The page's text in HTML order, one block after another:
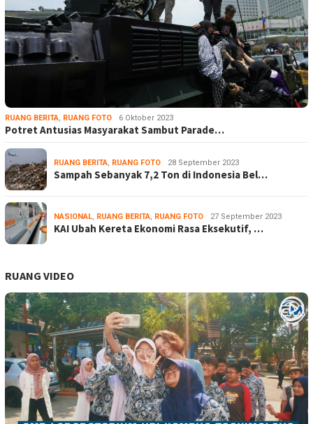
RUANG BERITA, RUANG FOTO 6 Oktober 2023
Potret Antusias Masyarakat Sambut Parade…
RUANG BERITA, RUANG FOTO 28 September 2023
Sampah Sebanyak 7,2 Ton di Indonesia Bel…
NASIONAL, RUANG BERITA, RUANG FOTO 27 September 2023
KAI Ubah Kereta Ekonomi Rasa Eksekutif, …
RUANG VIDEO